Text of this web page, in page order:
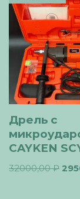
Дрель с
CAYKEN
32000,00₽